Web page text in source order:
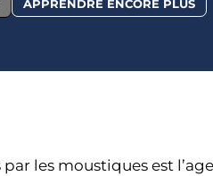
APPRENDRE ENCORE PLUS
les moustiques est